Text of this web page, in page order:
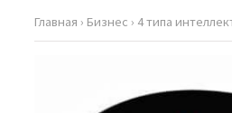
Главная › Бизнес › 4 типа